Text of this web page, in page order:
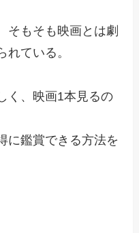
そもそも映画とは劇
ている。
く、映画1本見るの
に鑑賞できる方法を